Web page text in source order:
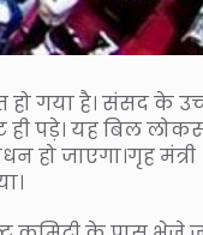
गया है। संसद के
पड़े। यह बिल
हो जाएगा।गृह मंत्री